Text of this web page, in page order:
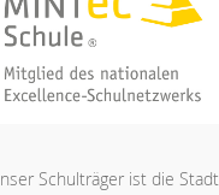
Schulträger ist die Stadt